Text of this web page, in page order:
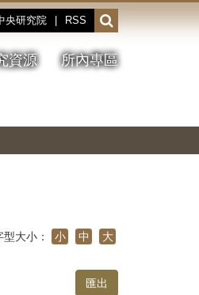
央研究院 RSS
開
啟
或
收
資源 所內專區
停、
圖
圖
結
型大小： 小 中 大